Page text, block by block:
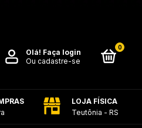
Olá! Faça login
Ou cadastre-se
0
LOJA FÍSICA
Teutônia - RS